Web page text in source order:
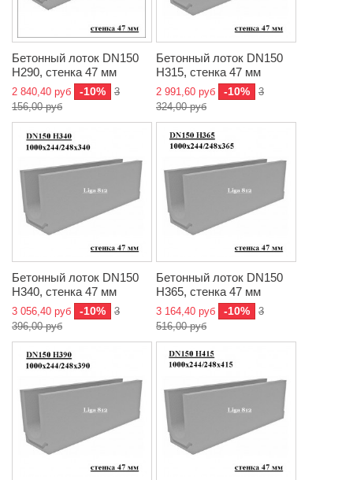
Бетонный лоток DN150
H290, стенка 47 мм
2 840,40 руб -10%
3
156,00 руб
Бетонный лоток DN150
H315, стенка 47 мм
2 991,60 руб -10%
3
324,00 руб
Бетонный лоток DN150
H340, стенка 47 мм
3 056,40 руб -10%
3
396,00 руб
Бетонный лоток DN150
H365, стенка 47 мм
3 164,40 руб -10%
3
516,00 руб